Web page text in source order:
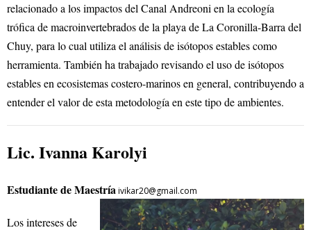
relacionado a los impactos del Canal Andreoni en la ecología
trófica de macroinvertebrados de la playa de La Coronilla-Barra del
Chuy, para lo cual utiliza el análisis de isótopos estables como
herramienta. También ha trabajado revisando el uso de isótopos
estables en ecosistemas costero-marinos en general, contribuyendo a
entender el valor de esta metodología en este tipo de ambientes.
Lic. Ivanna Karolyi
Estudiante de Maestríaivikar20@gmail.com
Los intereses de